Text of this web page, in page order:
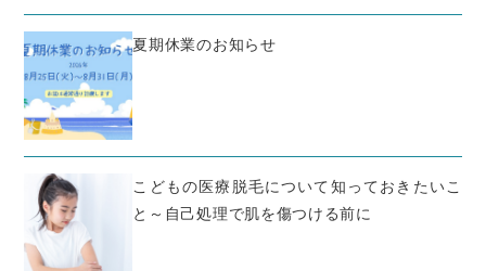
夏期休業のお知らせ
こどもの医療脱毛について知っておきたいこ
と～自己処理で肌を傷つける前に